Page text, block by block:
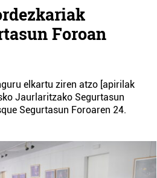
Foroan
elkartu ziren atzo [apirilak
Jaurlaritzako Segurtasun
Segurtasun Foroaren 24.